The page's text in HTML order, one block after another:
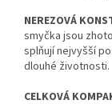
NEREZOVÁ
smyčka jsou
splňují nejvyšší
dlouhé životnosti.
CELKOVÁ